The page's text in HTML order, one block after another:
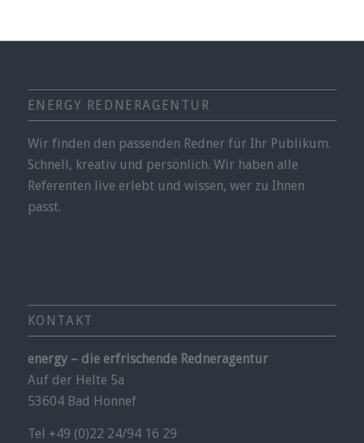
ENERGY REDNERAGENTUR
Wir finden den passenden Redner für Ihr Publikum.
Schnell, kreativ und persönlich. Wir haben alle
Referenten live erlebt und wissen, wer zu Ihnen
passt.
KONTAKT
energy – die erfrischende Redneragentur
Auf der Helte 5a
53604 Bad Honnef
Tel +49 (0)22 24/94 16 29